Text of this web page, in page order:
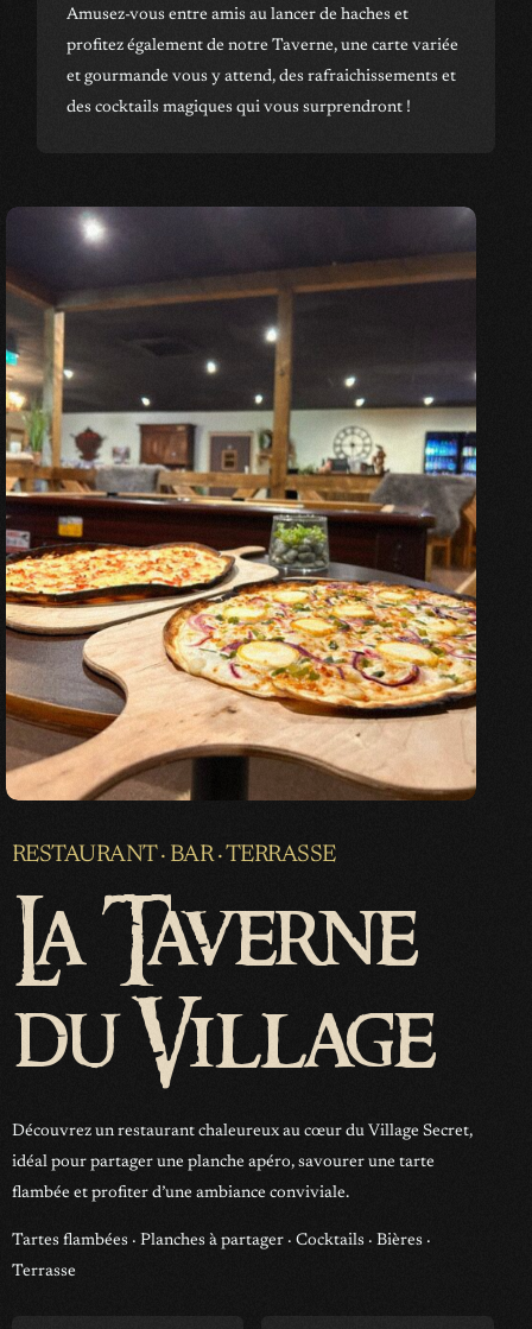
Amusez-vous entre amis au lancer de haches et
profitez également de notre Taverne, une carte variée
et gourmande vous y attend, des rafraichissements et
des cocktails magiques qui vous surprendront !
RESTAURANT · BAR · TERRASSE
La Taverne
du Village
Découvrez un restaurant chaleureux au cœur du Village Secret,
idéal pour partager une planche apéro, savourer une tarte
flambée et profiter d’une ambiance conviviale.
Tartes flambées · Planches à partager · Cocktails · Bières ·
Terrasse